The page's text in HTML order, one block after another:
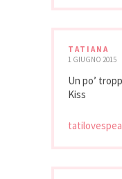
TATIANA
1 GIUGNO 2015
Un po’
Kiss